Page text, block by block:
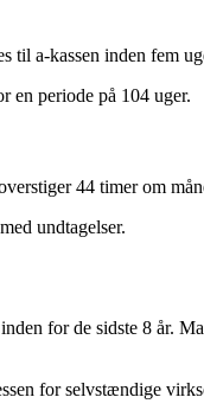
til a-kassen inden fem
en periode på 104 uger.
44 timer om
undtagelser.
for de sidste 8
for selvstændige